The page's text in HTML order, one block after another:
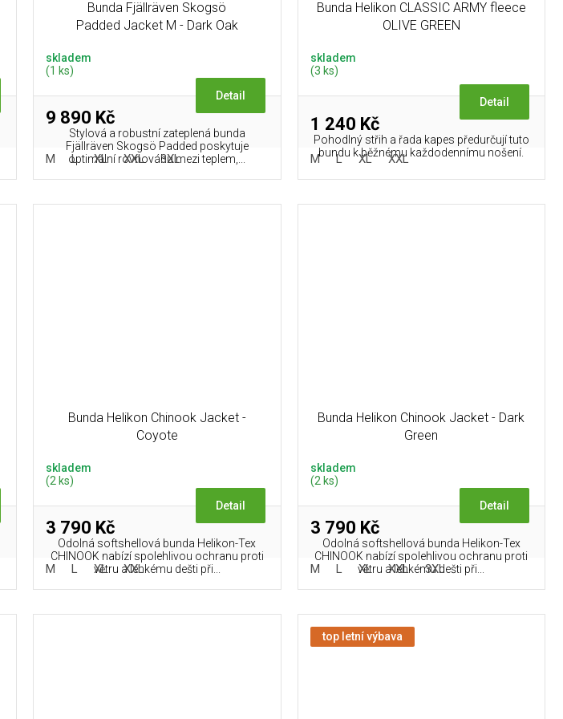
Bunda Fjällräven Skogsö
Padded Jacket M - Dark Oak
skladem
(1 ks)
9 890 Kč
Detail
Stylová a robustní zateplená bunda
Fjällräven Skogsö Padded poskytuje
optimální rovnováhu mezi teplem,...
M L XL XXL 3XL
Bunda Helikon CLASSIC ARMY fleece
OLIVE GREEN
skladem
(3 ks)
1 240 Kč
Detail
Pohodlný střih a řada kapes předurčují tuto
bundu k běžnému každodennímu nošení.
M L XL XXL
Bunda Helikon Chinook Jacket -
Coyote
skladem
(2 ks)
3 790 Kč
Detail
Odolná softshellová bunda Helikon-Tex
CHINOOK nabízí spolehlivou ochranu proti
větru a lehkému dešti při...
M L XL XXL
Bunda Helikon Chinook Jacket - Dark
Green
skladem
(2 ks)
3 790 Kč
Detail
Odolná softshellová bunda Helikon-Tex
CHINOOK nabízí spolehlivou ochranu proti
větru a lehkému dešti při...
M L XL XXL 3XL
top letní výbava